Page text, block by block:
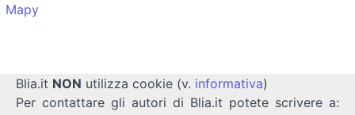
Mapy
Blia.it NON utilizza cookie (v. informativa)
Per contattare gli autori di Blia.it potete scrivere a: